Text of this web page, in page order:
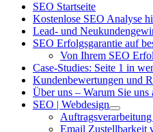
SEO Startseite
Kostenlose SEO Analyse
Lead- und
SEO Erfolgsgarantie auf
Von Ihrem SEO
Case-Studies: Seite 1 in
Kundenbewertungen und
Über uns – Warum Sie
SEO | Webdesign
Email Zustellbarkeit